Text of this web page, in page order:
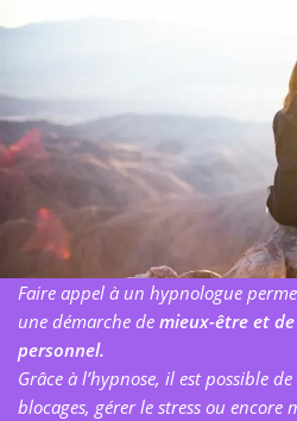
Faire appel à un hypnologue
une démarche de mieux-être et
personnel.
Grâce à l’hypnose, il est possible
blocages, gérer le stress ou